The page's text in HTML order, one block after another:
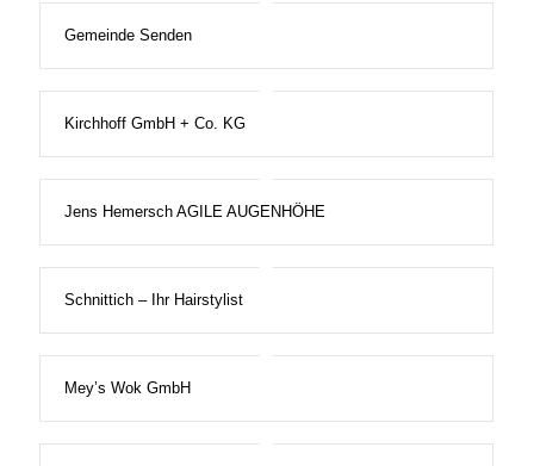
Gemeinde Senden
Kirchhoff GmbH + Co. KG
Jens Hemersch AGILE AUGENHÖHE
Schnittich – Ihr Hairstylist
Mey’s Wok GmbH